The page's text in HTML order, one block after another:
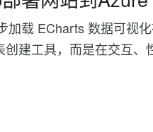
加载 ECharts 数据可视
创建工具，而是在交互